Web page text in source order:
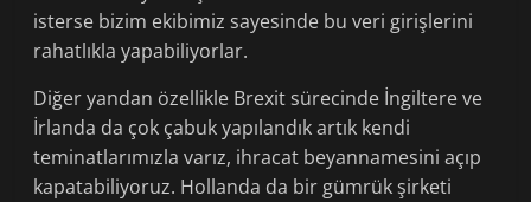
isterse bizim ekibimiz sayesinde bu veri girişlerini
rahatlıkla yapabiliyorlar.
Diğer yandan özellikle Brexit sürecinde İngiltere ve
İrlanda da çok çabuk yapılandık artık kendi
teminatlarımızla varız, ihracat beyannamesini açıp
kapatabiliyoruz. Hollanda da bir gümrük şirketi